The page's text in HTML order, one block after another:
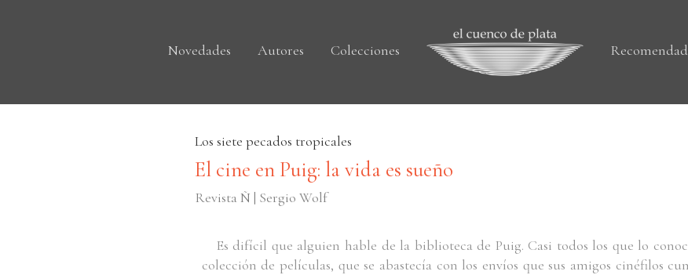
Novedades Autores Colecciones
Los siete pecados tropicales
El cine en Puig: la vida es sueño
Revista Ñ | Sergio Wolf
Es difícil que alguien hable de la biblioteca de Puig. Casi todos los que lo
colección de películas, que se abastecía con los envíos que sus amigos cinéfilos